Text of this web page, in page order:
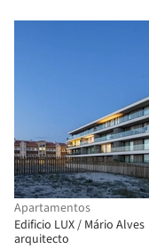
Apartamentos
Edificio LUX / Mário Alves
arquitecto